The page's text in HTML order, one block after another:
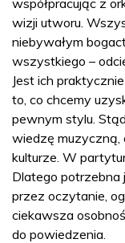
współpracując z
wizji utworu.
niebywałym
wszystkiego –
Jest ich
to, co chcemy
pewnym stylu.
wiedzę muzyczną,
kulturze. W
Dlatego potrzebna
przez oczytanie,
ciekawsza
do powiedzenia.